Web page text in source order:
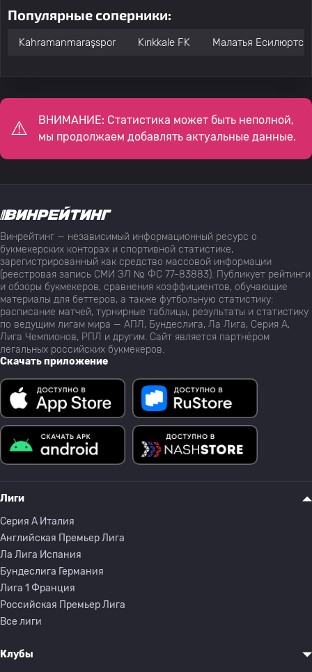
Популярные соперники:
Kahramanmaraşspor Kırıkkale FK Малатья
ВНИМАНИЕ: Статистика может быть неполной,
мы продолжаем добавлять актуальные данные.
Винрейтинг — независимый информационный ресурс о
букмекерских конторах и спортивной статистике,
зарегистрированный как средство массовой информации
(реестровая запись СМИ ЭЛ № ФС 77-83883). Публикует рейтинги
и обзоры букмекеров, сравнения коэффициентов, обучающие
материалы для беттеров, а также футбольную статистику:
расписание матчей, турнирные таблицы, результаты и статистику
по ведущим лигам мира — АПЛ, Бундеслига, Ла Лига, Серия А,
Лига Чемпионов, РПЛ и другим. Сайт является партнёром
легальных российских букмекеров.
Скачать приложение
Лиги
Серия A Италия
Английская Премьер Лига
Ла Лига Испания
Бундеслига Германия
Лига 1 Франция
Российская Премьер Лига
Все лиги
Клубы